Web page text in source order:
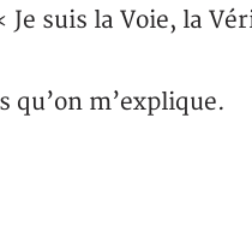
suis la Voie, la
qu’on m’explique.